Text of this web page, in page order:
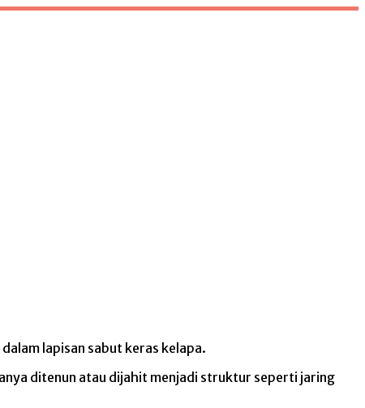
lapisan sabut keras kelapa.
ditenun atau dijahit menjadi struktur seperti jaring